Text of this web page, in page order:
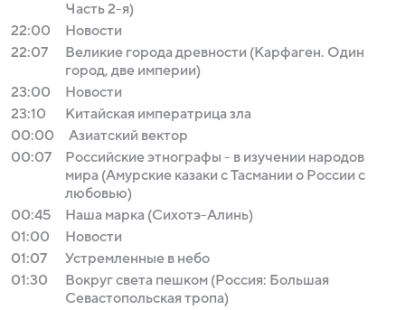
Часть 2-я)
22:00
Новости
22:07
Великие города древности (Карфаген. Один
город, две империи)
23:00
Новости
23:10
Китайская императрица зла
00:00
Азиатский вектор
00:07
Российские этнографы - в изучении народов
мира (Амурские казаки с Тасмании о России с
любовью)
00:45
Наша марка (Сихотэ-Алинь)
01:00
Новости
01:07
Устремленные в небо
01:30
Вокруг света пешком (Россия: Большая
Севастопольская тропа)